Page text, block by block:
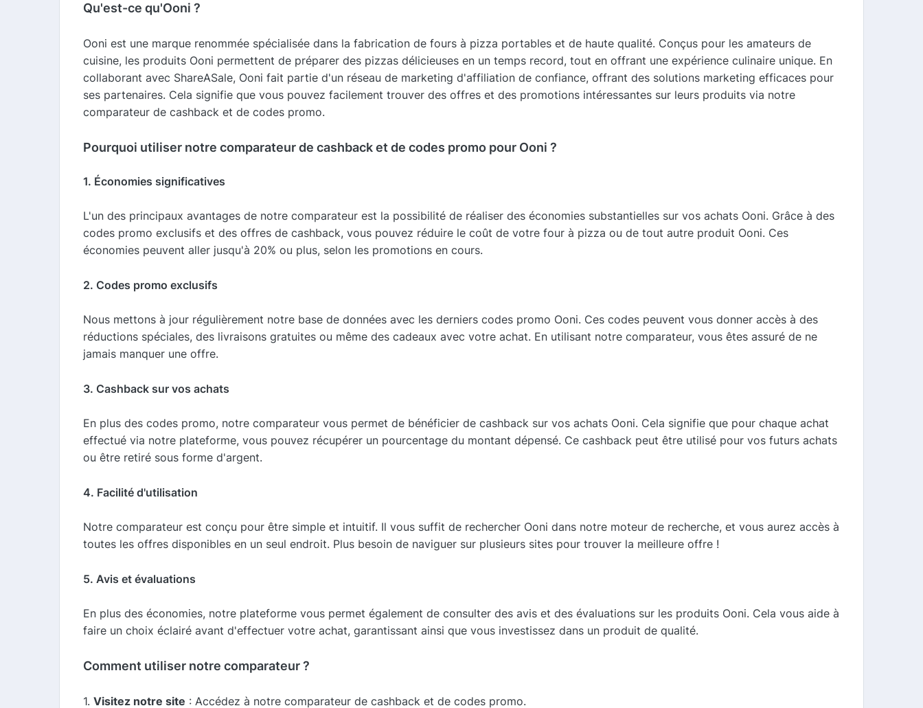
Qu'est-ce qu'Ooni ?
Ooni est une marque renommée spécialisée dans la fabrication de fours à pizza portables et de haute qualité. Conçus pour les amateurs de
cuisine, les produits Ooni permettent de préparer des pizzas délicieuses en un temps record, tout en offrant une expérience culinaire unique. En
collaborant avec ShareASale, Ooni fait partie d'un réseau de marketing d'affiliation de confiance, offrant des solutions marketing efficaces pour
ses partenaires. Cela signifie que vous pouvez facilement trouver des offres et des promotions intéressantes sur leurs produits via notre
comparateur de cashback et de codes promo.
Pourquoi utiliser notre comparateur de cashback et de codes promo pour Ooni ?
1. Économies significatives
L'un des principaux avantages de notre comparateur est la possibilité de réaliser des économies substantielles sur vos achats Ooni. Grâce à des
codes promo exclusifs et des offres de cashback, vous pouvez réduire le coût de votre four à pizza ou de tout autre produit Ooni. Ces
économies peuvent aller jusqu'à 20% ou plus, selon les promotions en cours.
2. Codes promo exclusifs
Nous mettons à jour régulièrement notre base de données avec les derniers codes promo Ooni. Ces codes peuvent vous donner accès à des
réductions spéciales, des livraisons gratuites ou même des cadeaux avec votre achat. En utilisant notre comparateur, vous êtes assuré de ne
jamais manquer une offre.
3. Cashback sur vos achats
En plus des codes promo, notre comparateur vous permet de bénéficier de cashback sur vos achats Ooni. Cela signifie que pour chaque achat
effectué via notre plateforme, vous pouvez récupérer un pourcentage du montant dépensé. Ce cashback peut être utilisé pour vos futurs achats
ou être retiré sous forme d'argent.
4. Facilité d'utilisation
Notre comparateur est conçu pour être simple et intuitif. Il vous suffit de rechercher Ooni dans notre moteur de recherche, et vous aurez accès à
toutes les offres disponibles en un seul endroit. Plus besoin de naviguer sur plusieurs sites pour trouver la meilleure offre !
5. Avis et évaluations
En plus des économies, notre plateforme vous permet également de consulter des avis et des évaluations sur les produits Ooni. Cela vous aide à
faire un choix éclairé avant d'effectuer votre achat, garantissant ainsi que vous investissez dans un produit de qualité.
Comment utiliser notre comparateur ?
1. Visitez notre site : Accédez à notre comparateur de cashback et de codes promo.